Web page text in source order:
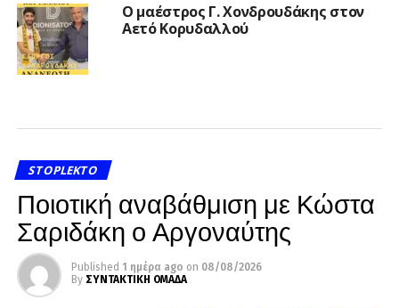
Ο μαέστρος Γ. Χονδρουδάκης στον
Αετό Κορυδαλλού
STOPLEKTO
Ποιοτική αναβάθμιση με Κώστα
Σαριδάκη ο Αργοναύτης
Published 1 ημέρα ago on 08/08/2026
By ΣΥΝΤΑΚΤΙΚΗ ΟΜΑΔΑ